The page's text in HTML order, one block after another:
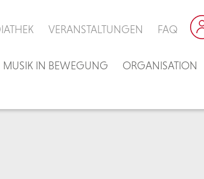
MUSIK IN BEWEGUNG ORGANISATION
VERANSTALTUNGEN FAQ